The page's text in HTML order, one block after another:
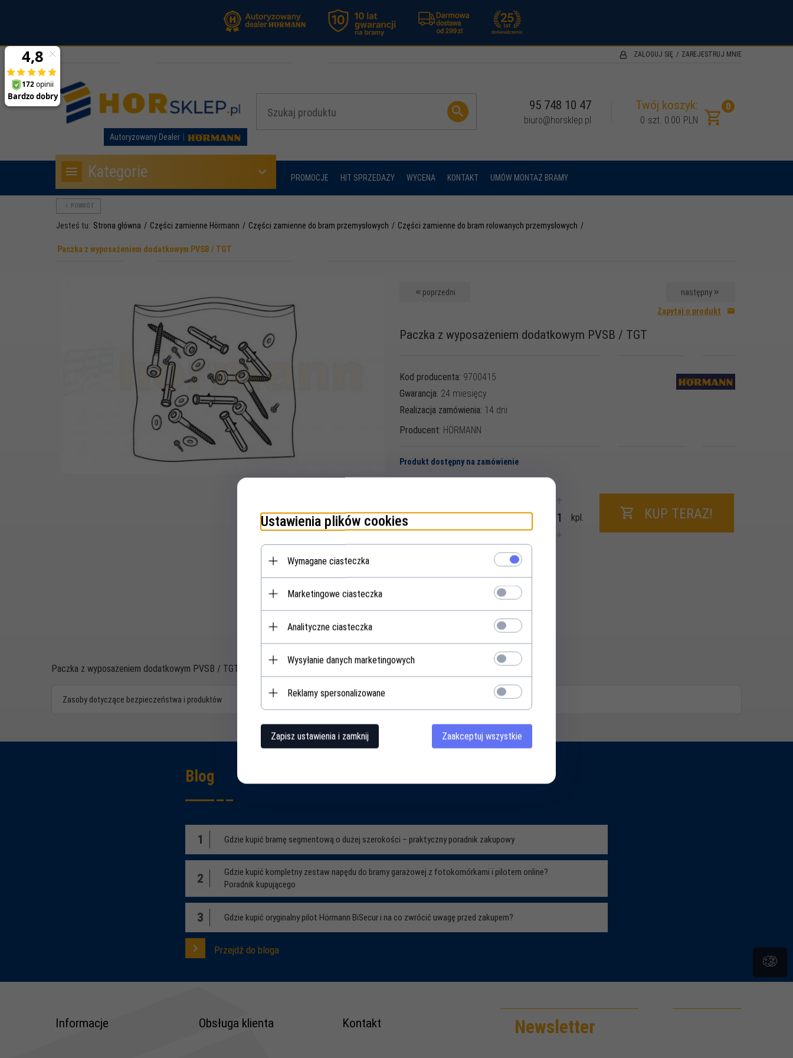
ZALOGUJ SIĘ ZAREJESTRUJ MNIE
Autoryzowany Dealer
95 748 10 47
biuro@horsklep.pl
Twój koszyk: 0
0 szt. 0.00 PLN
Kategorie PROMOCJE HIT SPRZEDAŻY WYCENA KONTAKT UMÓW MONTAŻ BRAMY
POWRÓT
Jesteś tu: Strona główna Części zamienne Hörmann Części zamienne do bram przemysłowych Części zamienne do bram rolowanych przemysłowych
Paczka z wyposażeniem dodatkowym PVSB / TGT
poprzedni
następny
Zapytaj o produkt
Paczka z wyposażeniem dodatkowym PVSB / TGT
Kod producenta: 9700415
Gwarancja: 24 miesięcy
Realizacja zamówienia: 14 dni
Producent: HÖRMANN
Produkt dostępny na zamówienie
92,99PLN*
* z podatkiem 23% VAT
kpl. KUP TERAZ!
Opis produktu
Paczka z wyposażeniem dodatkowym PVSB / TGT.
Zasoby dotyczące bezpieczeństwa i produktów
Blog
1 Gdzie kupić bramę segmentową o dużej szerokości – praktyczny poradnik zakupowy
2
Gdzie kupić kompletny zestaw napędu do bramy garażowej z fotokomórkami i pilotem online?
Poradnik kupującego
3 Gdzie kupić oryginalny pilot Hörmann BiSecur i na co zwrócić uwagę przed zakupem?
Przejdź do bloga
Informacje Obsługa klienta Kontakt Newsletter
Ustawienia plików cookies
Wymagane ciasteczka
Marketingowe ciasteczka
Analityczne ciasteczka
Wysyłanie danych marketingowych
Reklamy spersonalizowane
Zapisz ustawienia i zamknij Zaakceptuj wszystkie